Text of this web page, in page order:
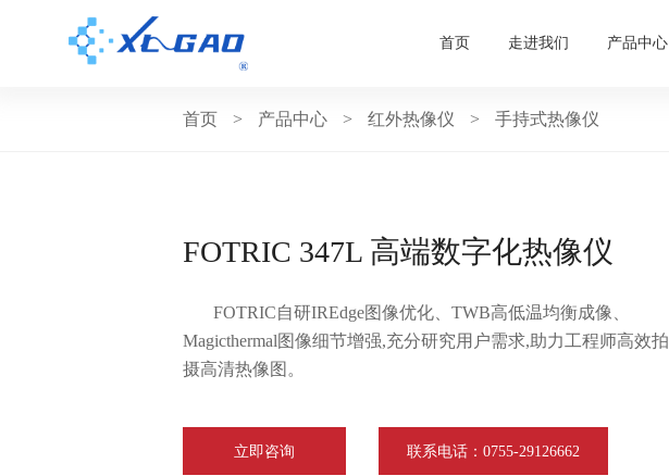
首页 走进我们 产品中心
首页 > 产品中心 > 红外热像仪 > 手持式热像仪
FOTRIC 347L 高端数字化热像仪
FOTRIC自研IREdge图像优化、TWB高低温均衡成像、
Magicthermal图像细节增强,充分研究用户需求,助力工程师高效拍
摄高清热像图。
立即咨询 联系电话：0755-29126662